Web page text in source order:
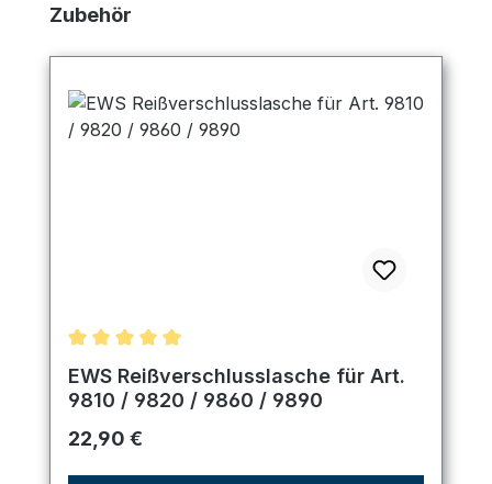
Produktgalerie überspringen
Zubehör
Durchschnittliche Bewertung von 5 von 5 Sternen
EWS Reißverschlusslasche für Art.
9810 / 9820 / 9860 / 9890
Regulärer Preis:
22,90 €